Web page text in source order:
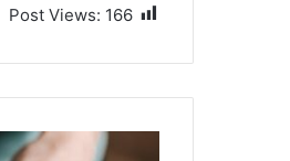
Post Views: 166